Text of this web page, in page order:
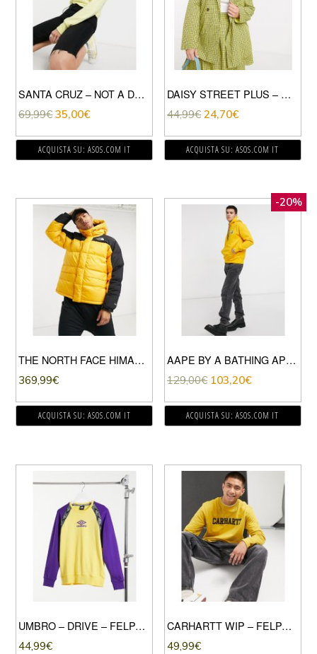
SANTA CRUZ – NOT A DOT – FELPA CON CAPPUCCIO GIALLO PASTELLO
69,99€ 35,00€
ACQUISTA SU: ASOS.COM IT
DAISY STREET PLUS – GIACCA ELEGANTE OVERSIZE A QUADRI IN COORDINATO-GIALLO
44,99€ 24,70€
ACQUISTA SU: ASOS.COM IT
THE NORTH FACE HIMALAYAN – PARKA IMBOTTITO GIALLO
369,99€
ACQUISTA SU: ASOS.COM IT
-20%
AAPE BY A BATHING APE – FELPA CON CAPPUCCIO IN PILE FRANCESE GIALLA-GIALLO
129,00€ 103,20€
ACQUISTA SU: ASOS.COM IT
UMBRO – DRIVE – FELPA A MANICHE LUNGHE GIALLA E VIOLA-GIALLO
44,99€
CARHARTT WIP – FELPA STILE COLLEGE IN COLOR COLZA E NERO-GIALLO
49,99€